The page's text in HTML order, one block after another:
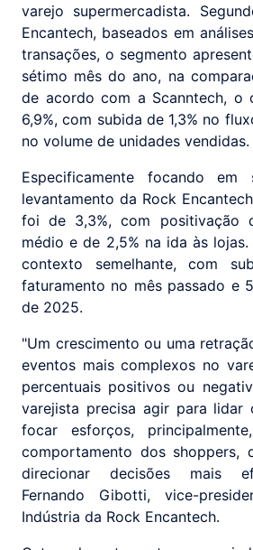
varejo supermercadista.
Encantech, baseados em
transações, o segmento
sétimo mês do ano, na
de acordo com a Scanntech, o
6,9%, com subida de 1,3% no
no volume de unidades vendidas.
Especificamente focando em
levantamento da Rock
foi de 3,3%, com positivação
médio e de 2,5% na ida às
contexto semelhante, com
faturamento no mês passado e
de 2025.
"Um crescimento ou uma
eventos mais complexos no
percentuais positivos ou
varejista precisa agir para lidar
focar esforços,
comportamento dos
direcionar decisões mais
Fernando Gibotti, vice-
Indústria da Rock Encantech.